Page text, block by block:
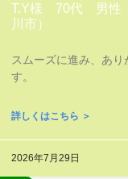
T.Y様 70代 男性
川市）
スムーズに進み、あ
す。
詳しくはこちら ＞
2026年7月29日